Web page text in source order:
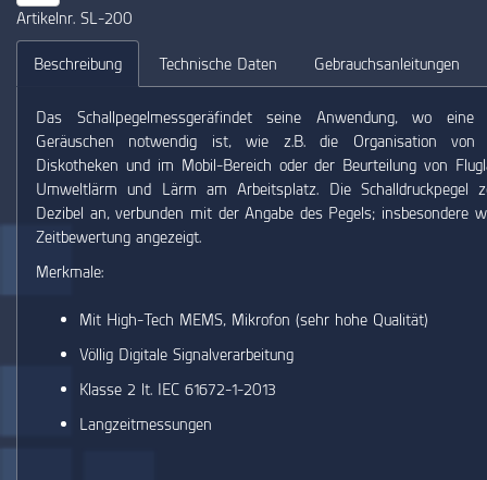
Artikelnr. SL-200
Beschreibung Technische Daten Gebrauchsanleitungen
Das Schallpegelmessgeräfindet seine Anwendung, wo eine
Geräuschen notwendig ist, wie z.B. die Organisation von
Diskotheken und im Mobil-Bereich oder der Beurteilung von
Umweltlärm und Lärm am Arbeitsplatz. Die Schalldruckpegel
Dezibel an, verbunden mit der Angabe des Pegels; insbesondere
Zeitbewertung angezeigt.
Merkmale:
Mit High-Tech MEMS, Mikrofon (sehr hohe Qualität)
Völlig Digitale Signalverarbeitung
Klasse 2 lt. IEC 61672-1-2013
Langzeitmessungen